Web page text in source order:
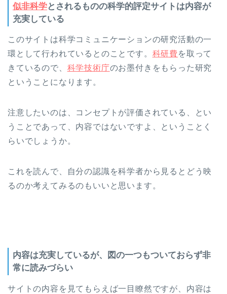
似非科学とされるものの科学的評定サイトは内容が
充実している
このサイトは科学コミュニケーションの研究活動の一
環として行われているとのことです。 科研費を取って
きているので、 科学技術庁のお墨付きをもらった研究
ということになります。
注意したいのは、コンセプトが評価されている、とい
うことであって、内容ではないですよ、ということく
らいでしょうか。
これを読んで、自分の認識を科学者から見るとどう映
るのか考えてみるのもいいと思います。
内容は充実しているが、図の一つもついておらず非
常に読みづらい
サイトの内容を見てもらえば一目瞭然ですが、内容は